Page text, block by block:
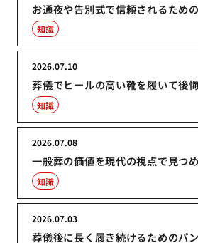
お通夜や告別式で信頼されるため
知識
葬儀でヒールの高い靴を履いて後
2026.07.10
知識
一般葬の価値を現代の視点で見つ
2026.07.08
知識
葬儀後に長く履き続けるためのパ
2026.07.03